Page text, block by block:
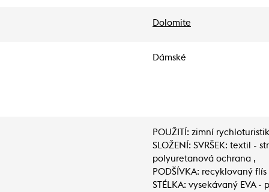
Dolomite
Dámské
POUŽITÍ: zimní
SLOŽENÍ: SVRŠEK: textil -
polyuretanová ochrana ,
PODŠÍVKA: recyklovaný
STÉLKA: vysekávaný EVA